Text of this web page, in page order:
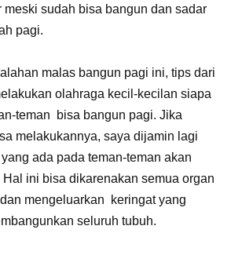
meski sudah bisa bangun dan sadar
pagi.
malas bangun pagi ini, tips dari
olahraga kecil-kecilan siapa
teman bisa bangun pagi. Jika
melakukannya, saya dijamin lagi
ada pada teman-teman akan
Hal ini bisa dikarenakan semua organ
mengeluarkan keringat yang
seluruh tubuh.